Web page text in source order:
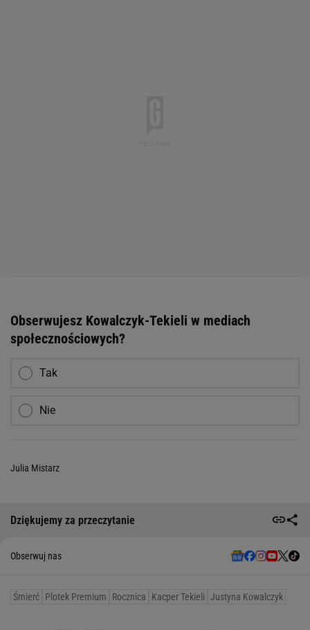
Obserwujesz Kowalczyk-Tekieli w mediach
społecznościowych?
Tak
Nie
Julia Mistarz
Dziękujemy za przeczytanie
Obserwuj nas
Śmierć Plotek Premium Rocznica Kacper Tekieli Justyna Kowalczyk